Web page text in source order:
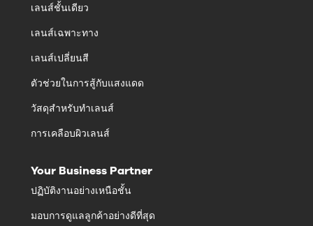
เลนส์ชั้นเดียว
เลนส์เฉพาะทาง
เลนส์เปลี่ยนสี
ตัวช่วยในการสู้กับแสงแดด
วัสดุสำหรับทำเลนส์
การเคลือบผิวเลนส์
Your Business Partner
ปฏิบัติงานอย่างเหนือชั้น
มอบการดูแลลูกค้าอย่างดีที่สุด